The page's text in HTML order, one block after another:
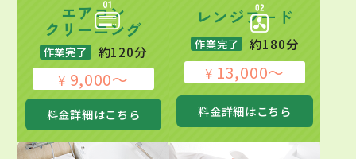
エアコン
クリーニング
作業完了 約120分
¥ 9,000～
料金詳細はこちら
レンジフード
作業完了 約180分
¥ 13,000～
料金詳細はこちら